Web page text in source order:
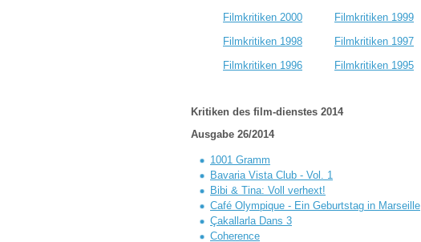
Filmkritiken 2000
Filmkritiken 1999
Filmkritiken 1998
Filmkritiken 1997
Filmkritiken 1996
Filmkritiken 1995
Kritiken des film-dienstes 2014
Ausgabe 26/2014
1001 Gramm
Bavaria Vista Club - Vol. 1
Bibi & Tina: Voll verhext!
Café Olympique - Ein Geburtstag in Marseille
Çakallarla Dans 3
Coherence